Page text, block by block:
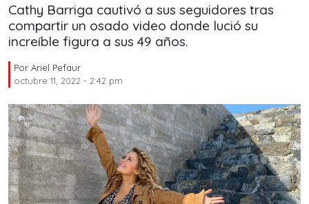
Cathy Barriga cautivó a sus seguidores tras
compartir un osado video donde lució su
increíble figura a sus 49 años.
Por Ariel Pefaur
octubre 11, 2022 - 2:42 pm